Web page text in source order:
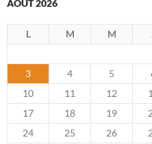
AOÛT 2026
L M M
3
4 5
10
11 12
17
18 19
24
25 26